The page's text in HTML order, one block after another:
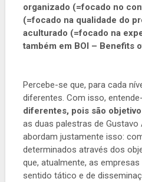
organizado (=focado no
(=focado na qualidade do
aculturado (=focado na
também em BOI – Benefits
Percebe-se que, para cada
diferentes. Com isso,
diferentes, pois são
as duas palestras de
abordam justamente isso:
determinados através dos
que, atualmente, as
sentido tático e de